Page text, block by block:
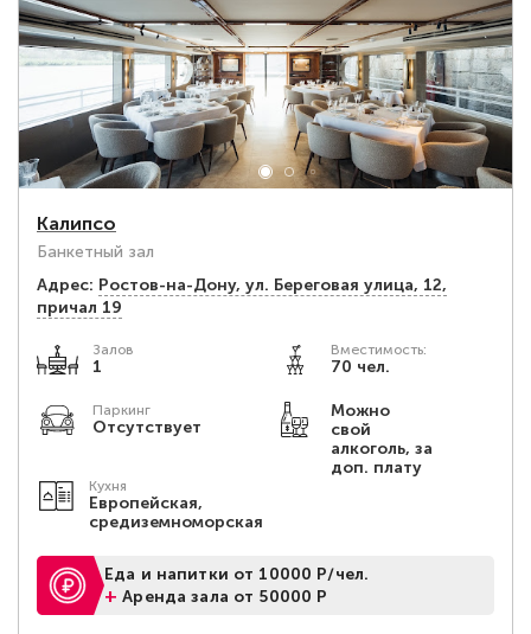
Калипсо
Банкетный зал
Адрес: Ростов-на-Дону, ул. Береговая улица, 12,
причал 19
Залов
1
Вместимость:
70 чел.
Паркинг
Отсутствует
Можно
свой
алкоголь, за
доп. плату
Кухня
Европейская,
средиземноморская
Еда и напитки от 10000 Р/чел.
+Аренда зала от 50000 Р